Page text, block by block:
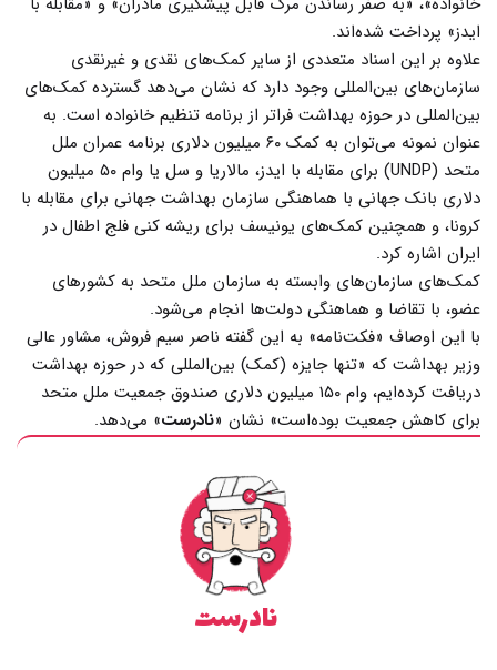
ایدز» پرداخت شده‌اند.
علاوه بر این اسناد متعددی از سایر کمک‌های نقدی و غیرنقدی
سازمان‌های بین‌المللی وجود دارد که نشان می‌دهد گسترده کمک‌های
بین‌المللی در حوزه بهداشت فراتر از برنامه تنظیم خانواده است. به
عنوان نمونه می‌توان به کمک ۶۰ میلیون دلاری برنامه عمران ملل
متحد (UNDP) برای مقابله با ایدز، مالاریا و سل یا وام ۵۰ میلیون
دلاری بانک جهانی با هماهنگی سازمان بهداشت جهانی برای مقابله با
کرونا، و همچنین کمک‌های یونیسف برای ریشه کنی فلج اطفال در
ایران اشاره کرد.
کمک‌های سازمان‌های وابسته به سازمان ملل متحد به کشورهای
عضو، با تقاضا و هماهنگی دولت‌ها انجام می‌شود.
با این اوصاف «فکت‌نامه» به این گفته ناصر سیم فروش، مشاور عالی
وزیر بهداشت که «تنها جایزه (کمک) بین‌المللی که در حوزه بهداشت
دریافت کرده‌ایم، وام ۱۵۰ میلیون دلاری صندوق جمعیت ملل متحد
برای کاهش جمعیت بوده‌است» نشان «نادرست» می‌دهد.
نادرست